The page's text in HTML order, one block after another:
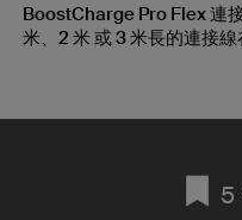
BoostCharge Pro Flex 連
米、2 米 或 3 米長的連接線
5